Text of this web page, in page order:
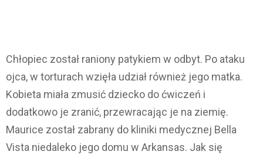
Chłopiec został raniony patykiem w odbyt. Po ataku
ojca, w torturach wzięła udział również jego matka.
Kobieta miała zmusić dziecko do ćwiczeń i
dodatkowo je zranić, przewracając je na ziemię.
Maurice został zabrany do kliniki medycznej Bella
Vista niedaleko jego domu w Arkansas. Jak się